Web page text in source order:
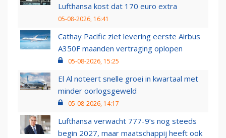
Lufthansa kost dat 170 euro extra
05-08-2026, 16:41
Cathay Pacific ziet levering eerste Airbus
A350F maanden vertraging oplopen
05-08-2026, 15:25
El Al noteert snelle groei in kwartaal met
minder oorlogsgeweld
05-08-2026, 14:17
Lufthansa verwacht 777-9’s nog steeds
begin 2027, maar maatschappij heeft ook